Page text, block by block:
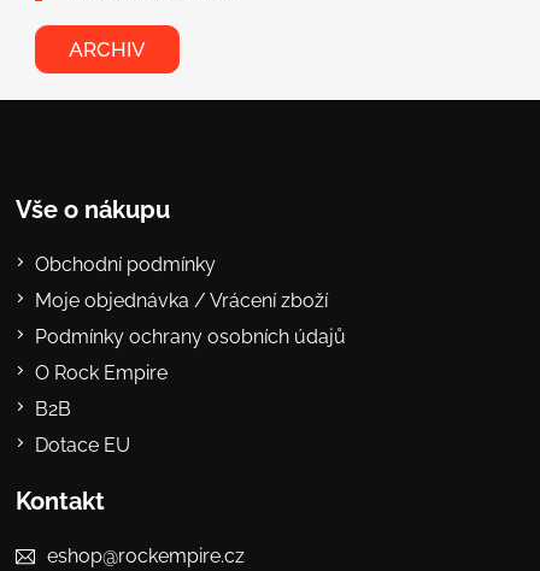
ARCHIV
Vše o nákupu
Obchodní podmínky
Moje objednávka / Vrácení zboží
Podmínky ochrany osobních údajů
O Rock Empire
B2B
Dotace EU
Kontakt
eshop@rockempire.cz